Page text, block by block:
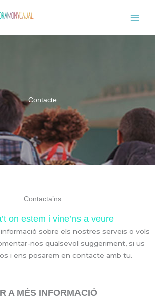
Contacte
Contacta’ns
on estem i vine’ns a veure
sobre els nostres serveis o vols
nos qualsevol suggeriment, si us
i ens posarem en contacte amb tu.
A MÉS INFORMACIÓ